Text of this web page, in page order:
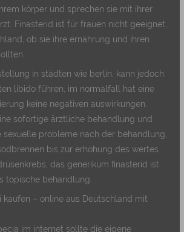
körper und sprechen sie mit ihrer
Finasterid ist für frauen nicht geeignet,
ob sie ihre ernährung und ihren
in städten wie berlin, kann jedoch
libido führen, im normalfall hat eine
keine negativen auswirkungen.
sofortige ärztliche behandlung und
sexuelle probleme nach der behandlung,
bis zur erhöhung des wertes
das generikum finasterid ist
topische behandlung.
kaufen – online aus Deutschland mit
im internet sollte die eigene